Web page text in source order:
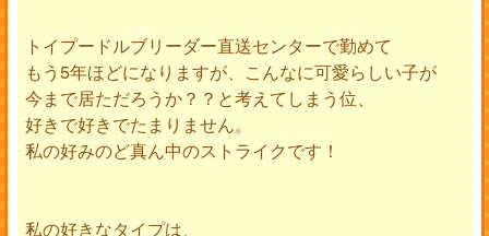
トイプードルブリーダー直送センターで勤めて
もう5年ほどになりますが、こんなに可愛らしい子が
今まで居ただろうか？？と考えてしまう位、
好きで好きでたまりません。
私の好みのど真ん中のストライクです！
私の好きなタイプは、